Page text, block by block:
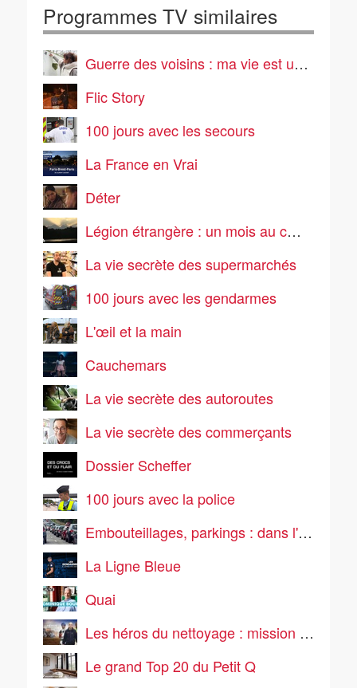
Programmes TV similaires
Guerre des voisins : ma vie est un enfer
Flic Story
100 jours avec les secours
La France en Vrai
Déter
Légion étrangère : un mois au cœur de l'enfer vert
La vie secrète des supermarchés
100 jours avec les gendarmes
L'œil et la main
Cauchemars
La vie secrète des autoroutes
La vie secrète des commerçants
Dossier Scheffer
100 jours avec la police
Embouteillages, parkings : dans l'enfer de la route
La Ligne Bleue
Quai
Les héros du nettoyage : mission propreté
Le grand Top 20 du Petit Q